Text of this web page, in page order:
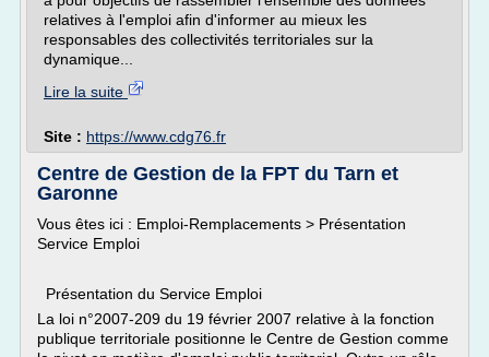
relatives à l'emploi afin d'informer au mieux les
responsables des collectivités territoriales sur la
dynamique...
Lire la suite
Site : https://www.cdg76.fr
Centre de Gestion de la FPT du Tarn et
Garonne
Vous êtes ici : Emploi-Remplacements > Présentation
Service Emploi
Présentation du Service Emploi
La loi n°2007-209 du 19 février 2007 relative à la fonction
publique territoriale positionne le Centre de Gestion comme